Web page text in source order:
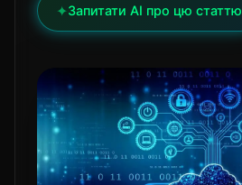
✦Запитати AI про цю статтю